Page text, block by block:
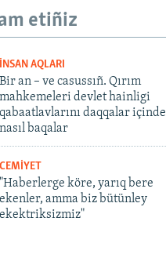
etiñiz
İNSAN AQLARI
Bir an – ve casussıñ. Qırım
mahkemeleri devlet hainligi
qabaatlavlarını daqqalar içinde
nasıl baqalar
CEMİYET
"Haberlerge köre, yarıq bere
ekenler, amma biz bütünley
ekektriksizmiz"